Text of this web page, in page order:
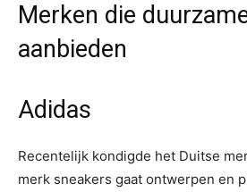
Merken die
aanbieden
Adidas
Recentelijk kondigde het Duitse
merk sneakers gaat ontwerpen en